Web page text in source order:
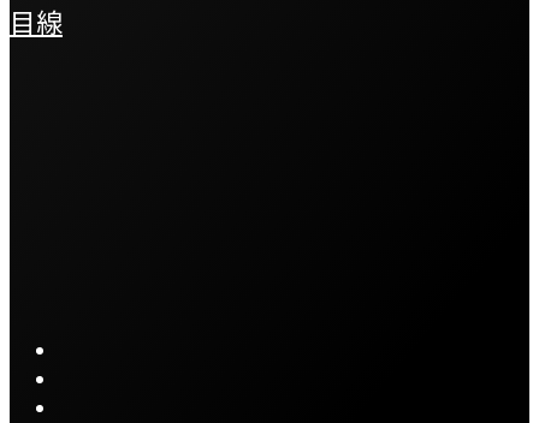
目線